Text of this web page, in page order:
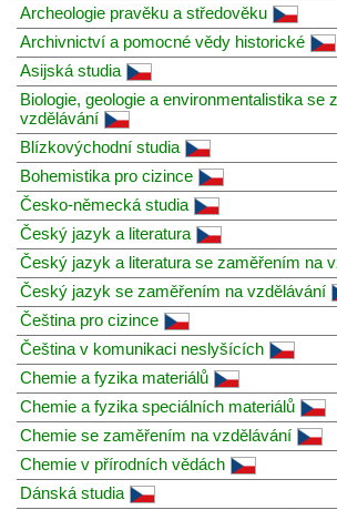
Archeologie pravěku a středověku
Archivnictví a pomocné vědy historické
Asijská studia
Biologie, geologie a environmentalistika se
vzdělávání
Blízkovýchodní studia
Bohemistika pro cizince
Česko-německá studia
Český jazyk a literatura
Český jazyk a literatura se zaměřením na
Český jazyk se zaměřením na vzdělávání
Čeština pro cizince
Čeština v komunikaci neslyšících
Chemie a fyzika materiálů
Chemie a fyzika speciálních materiálů
Chemie se zaměřením na vzdělávání
Chemie v přírodních vědách
Dánská studia